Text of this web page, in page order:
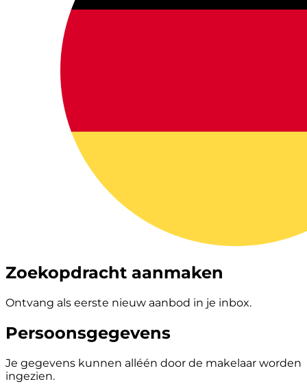
Zoekopdracht aanmaken
Ontvang als eerste nieuw aanbod in je inbox.
Persoonsgegevens
Je gegevens kunnen alléén door de makelaar worden
ingezien.